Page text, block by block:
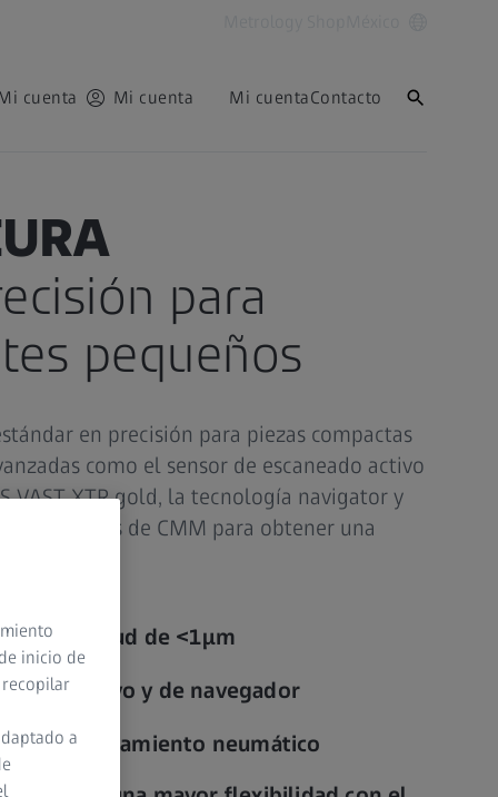
cuenta Mi cuenta Mi cuentaContacto
para
pequeños
en precisión para piezas compactas
como el sensor de escaneado activo
VAST XTR gold, la tecnología navigator y
de CMM para obtener una
exactitud de <1µm
activo y de navegador
al rodamiento neumático
inicio de
a